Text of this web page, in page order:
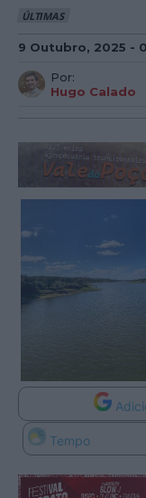
ÚLTIMAS
9 Outubro, 2025 -
Por:
Hugo Calado
Tempo